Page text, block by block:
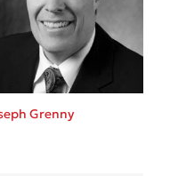
τους
Grenny